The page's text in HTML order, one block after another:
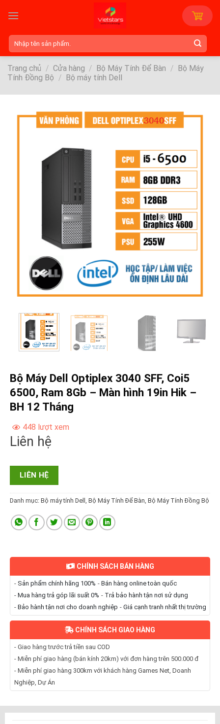
Tìm
kiếm:
Trang chủ / Cửa hàng / Bộ Máy Tính Để Bàn / Bộ Máy
Tính Đồng Bộ / Bộ máy tính Dell
Bộ Máy Dell Optiplex 3040 SFF, Coi5
6500, Ram 8Gb – Màn hình 19in Hik –
BH 12 Tháng
448 lượt xem
Liên hệ
LIÊN HỆ
Danh mục: Bộ máy tính Dell Bộ Máy Tính Để Bàn Bộ Máy Tính Đồng Bộ
CHÍNH SÁCH BÁN HÀNG
- Sản phẩm chính hãng 100% - Bán hàng online toàn quốc
- Mua hàng trả góp lãi suất 0% - Trả bảo hành tận nơi sử dụng
- Bảo hành tận nơi cho doanh nghiệp - Giá cạnh tranh nhất thị trường
CHÍNH SÁCH GIAO HÀNG
- Giao hàng trước trả tiền sau COD
- Miễn phí giao hàng (bán kính 20km) với đơn hàng trên 500.000 đ
- Miễn phí giao hàng 300km với khách hàng Games Net, Doanh
Nghiệp, Dự Án